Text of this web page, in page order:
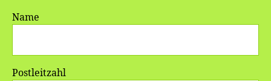
Name
Postleitzahl